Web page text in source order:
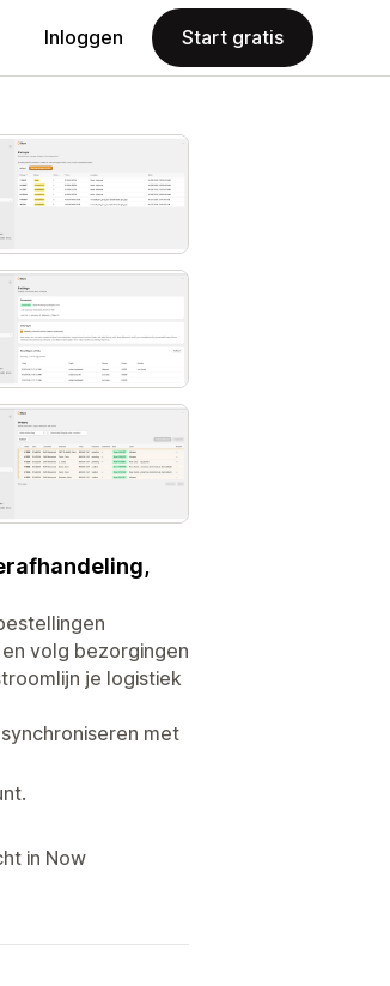
Inloggen Start gratis
volg bezorgingen
je logistiek
met
in Now